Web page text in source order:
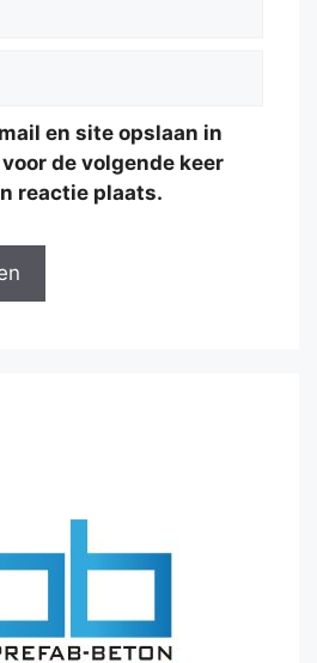
en site opslaan in
de volgende keer
reactie plaats.